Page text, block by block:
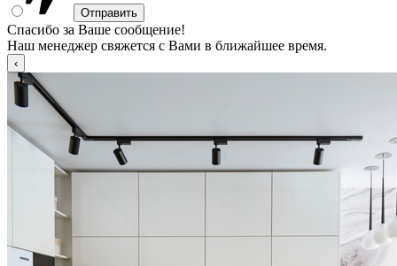
Спасибо за Ваше сообщение!
Наш менеджер свяжется с Вами в ближайшее время.